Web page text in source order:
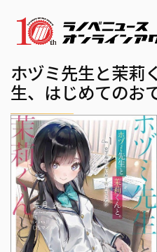
ホヅミ先生と茉
生、はじめてのお